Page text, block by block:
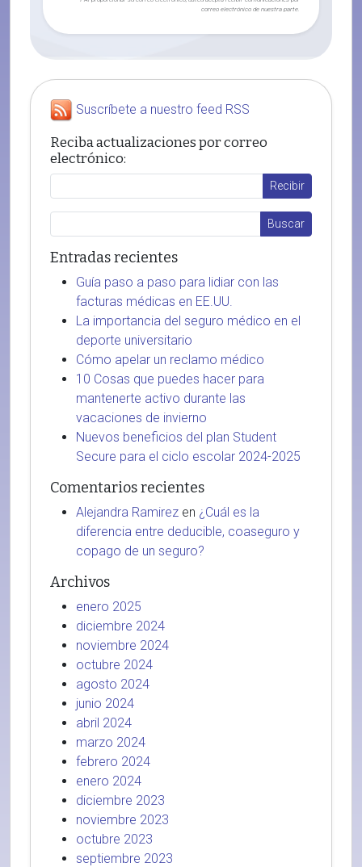
correo electrónico de nuestra parte.
Suscríbete a nuestro feed RSS
Reciba actualizaciones por correo
electrónico:
Entradas recientes
Guía paso a paso para lidiar con las
facturas médicas en EE.UU.
La importancia del seguro médico en el
deporte universitario
Cómo apelar un reclamo médico
10 Cosas que puedes hacer para
mantenerte activo durante las
vacaciones de invierno
Nuevos beneficios del plan Student
Secure para el ciclo escolar 2024-2025
Comentarios recientes
Alejandra Ramirez en ¿Cuál es la
diferencia entre deducible, coaseguro y
copago de un seguro?
Archivos
enero 2025
diciembre 2024
noviembre 2024
octubre 2024
agosto 2024
junio 2024
abril 2024
marzo 2024
febrero 2024
enero 2024
diciembre 2023
noviembre 2023
octubre 2023
septiembre 2023